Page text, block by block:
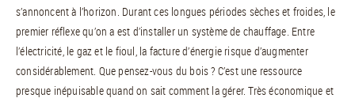
s’annoncent à l’horizon. Durant ces longues périodes sèches et froides, le
premier réflexe qu’on a est d’installer un système de chauffage. Entre
l’électricité, le gaz et le fioul, la facture d’énergie risque d’augmenter
considérablement. Que pensez-vous du bois ? C’est une ressource
presque inépuisable quand on sait comment la gérer. Très économique et